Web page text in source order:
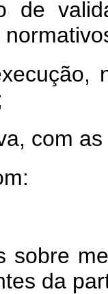
de
com
sobre
da